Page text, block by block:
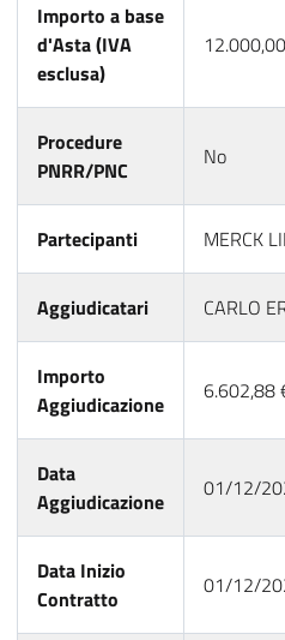
Importo a base
d'Asta (IVA
esclusa)
Procedure
PNRR/PNC
No
Partecipanti MERCK
Aggiudicatari CARLO
Importo
Aggiudicazione
6.602,88
Data
Aggiudicazione
01/12/
Data Inizio
Contratto
01/12/